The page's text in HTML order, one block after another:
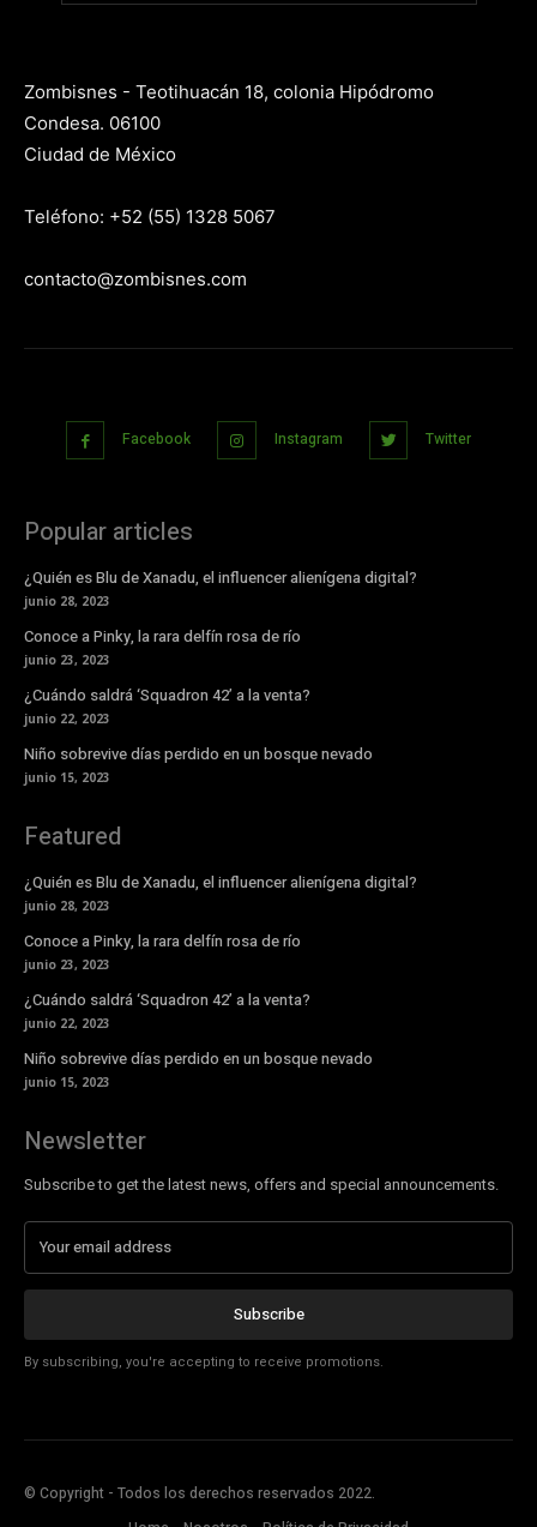
Zombisnes - Teotihuacán 18, colonia Hipódromo
Condesa. 06100
Ciudad de México
Teléfono: +52 (55) 1328 5067
contacto@zombisnes.com
Facebook Instagram Twitter
Popular articles
¿Quién es Blu de Xanadu, el influencer alienígena digital?
junio 28, 2023
Conoce a Pinky, la rara delfín rosa de río
junio 23, 2023
¿Cuándo saldrá ‘Squadron 42’ a la venta?
junio 22, 2023
Niño sobrevive días perdido en un bosque nevado
junio 15, 2023
Featured
¿Quién es Blu de Xanadu, el influencer alienígena digital?
junio 28, 2023
Conoce a Pinky, la rara delfín rosa de río
junio 23, 2023
¿Cuándo saldrá ‘Squadron 42’ a la venta?
junio 22, 2023
Niño sobrevive días perdido en un bosque nevado
junio 15, 2023
Newsletter
Subscribe to get the latest news, offers and special announcements.
Subscribe
By subscribing, you're accepting to receive promotions.
© Copyright - Todos los derechos reservados 2022.